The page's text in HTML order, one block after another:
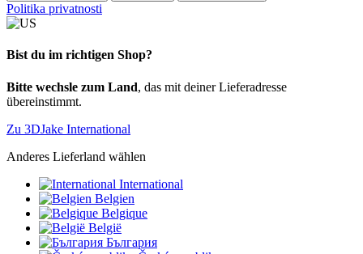
Politika privatnosti
Bist du im richtigen Shop?
Bitte wechsle zum Land, das mit deiner Lieferadresse
übereinstimmt.
Zu 3DJake International
Anderes Lieferland wählen
International
Belgien
Belgique
België
България